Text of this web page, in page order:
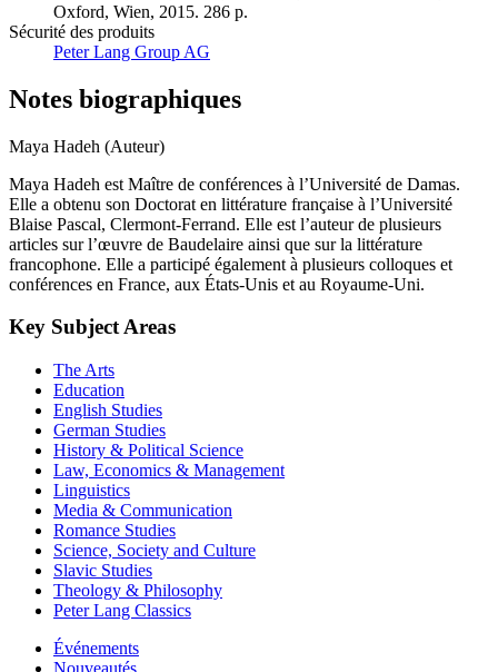
New York, Bern, Berlin, Bruxelles, Frankfurt am Main,
Oxford, Wien, 2015. 286 p.
Sécurité des produits
Notes biographiques
Maya Hadeh est Maître de conférences à l’Université de Damas.
Elle a obtenu son Doctorat en littérature française à l’Université
Blaise Pascal, Clermont-Ferrand. Elle est l’auteur de plusieurs
articles sur l’œuvre de Baudelaire ainsi que sur la littérature
francophone. Elle a participé également à plusieurs colloques et
The Arts
Education
English Studies
German Studies
History & Political Science
Law, Economics & Management
Linguistics
Media & Communication
Romance Studies
Science, Society and Culture
Slavic Studies
Theology & Philosophy